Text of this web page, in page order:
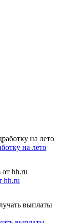
на лето
hh.ru